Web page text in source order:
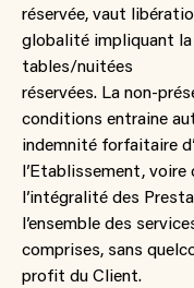
réservée, vaut
globalité impliquant
tables/nuitées
réservées. La non-
conditions entraine
indemnité forfaitaire
l’Etablissement,
l’intégralité des
l’ensemble des
comprises, sans
profit du Client.